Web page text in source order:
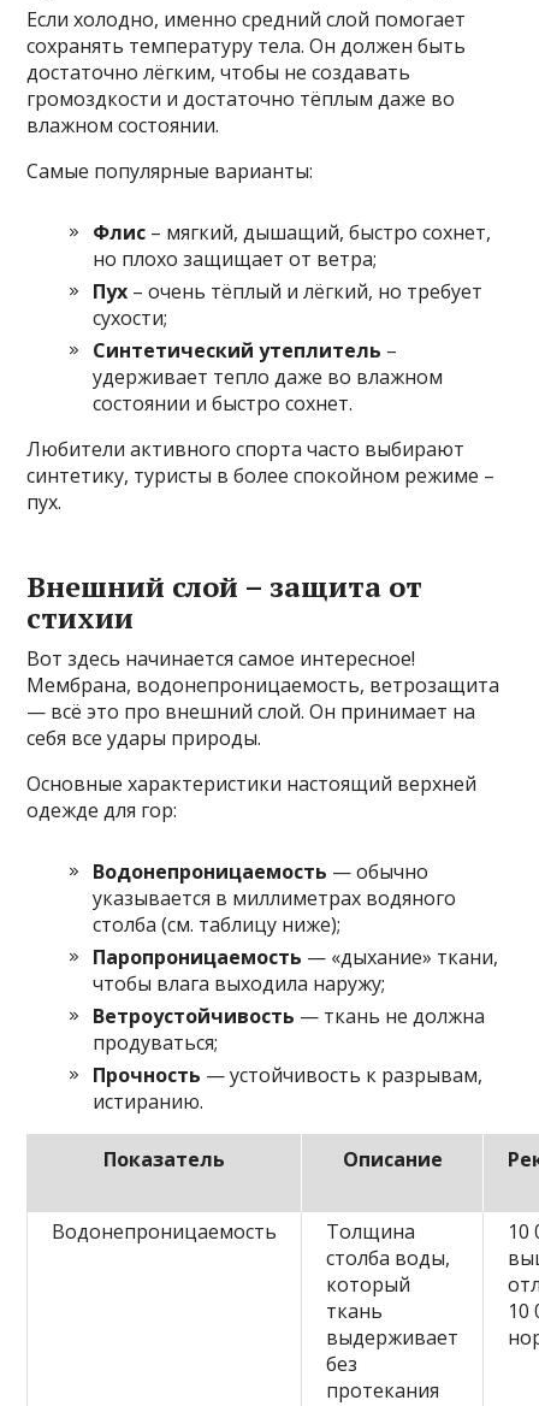
Если холодно, именно средний слой помогает
сохранять температуру тела. Он должен быть
достаточно лёгким, чтобы не создавать
громоздкости и достаточно тёплым даже во
влажном состоянии.
Самые популярные варианты:
Флис – мягкий, дышащий, быстро сохнет,
но плохо защищает от ветра;
Пух – очень тёплый и лёгкий, но требует
сухости;
Синтетический утеплитель –
удерживает тепло даже во влажном
состоянии и быстро сохнет.
Любители активного спорта часто выбирают
синтетику, туристы в более спокойном режиме –
пух.
Внешний слой – защита от
стихии
Вот здесь начинается самое интересное!
Мембрана, водонепроницаемость, ветрозащита
— всё это про внешний слой. Он принимает на
себя все удары природы.
Основные характеристики настоящий верхней
одежде для гор:
Водонепроницаемость — обычно
указывается в миллиметрах водяного
столба (см. таблицу ниже);
Паропроницаемость — «дыхание» ткани,
чтобы влага выходила наружу;
Ветроустойчивость — ткань не должна
продуваться;
Прочность — устойчивость к разрывам,
истиранию.
Показатель Описание
Водонепроницаемость
Толщина
столба воды,
который
ткань
выдерживает
без
протекания
10
10